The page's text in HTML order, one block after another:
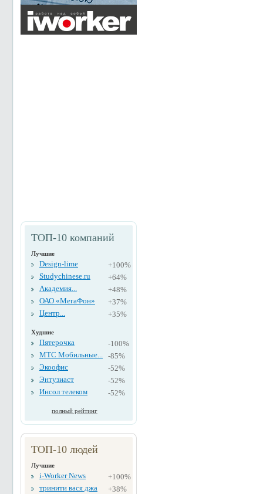
ТОП-10 компаний
Лучшие
Design-lime
+100%
Studychinese.ru
+64%
Академия...
+48%
ОАО «МегаФон»
+37%
Центр...
+35%
Худшие
Пятерочка
-100%
МТС Мобильные... -85%
Экоофис
-52%
Энтузиаст
-52%
Инсол телеком
-52%
полный рейтинг
ТОП-10 людей
Лучшие
i-Worker News
+100%
тринити вася джа
+38%